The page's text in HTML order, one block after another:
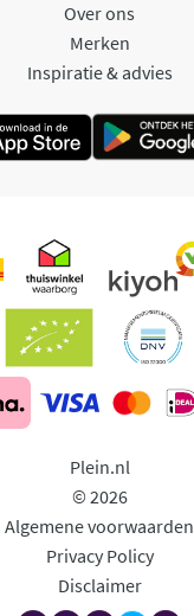
Over ons
Merken
Inspiratie & advies
Plein.nl
© 2026
Algemene voorwaarden
Privacy Policy
Disclaimer